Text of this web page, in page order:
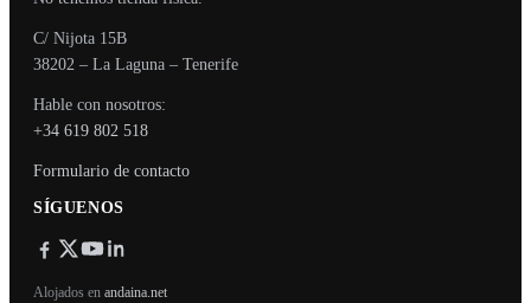
C/ Nijota 15B
38202 – La Laguna – Tenerife
Hable con nosotros:
+34 619 802 518
Formulario de contacto
SÍGUENOS
Alojados en andaina.net